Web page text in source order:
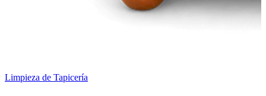
Limpieza de Tapicería